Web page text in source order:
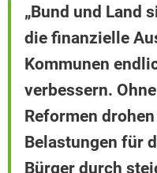
„Bund und Land
die finanzielle
Kommunen
verbessern.
Reformen
Belastungen für
Bürger durch